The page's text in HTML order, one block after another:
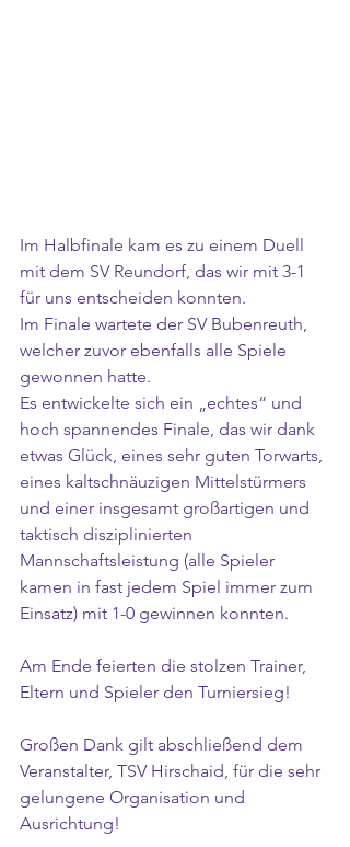
Im Halbfinale kam es zu einem Duell
mit dem SV Reundorf, das wir mit 3-1
für uns entscheiden konnten.
Im Finale wartete der SV Bubenreuth,
welcher zuvor ebenfalls alle Spiele
gewonnen hatte.
Es entwickelte sich ein „echtes“ und
hoch spannendes Finale, das wir dank
etwas Glück, eines sehr guten Torwarts,
eines kaltschnäuzigen Mittelstürmers
und einer insgesamt großartigen und
taktisch disziplinierten
Mannschaftsleistung (alle Spieler
kamen in fast jedem Spiel immer zum
Einsatz) mit 1-0 gewinnen konnten.
Am Ende feierten die stolzen Trainer,
Eltern und Spieler den Turniersieg!
Großen Dank gilt abschließend dem
Veranstalter, TSV Hirschaid, für die sehr
gelungene Organisation und
Ausrichtung!